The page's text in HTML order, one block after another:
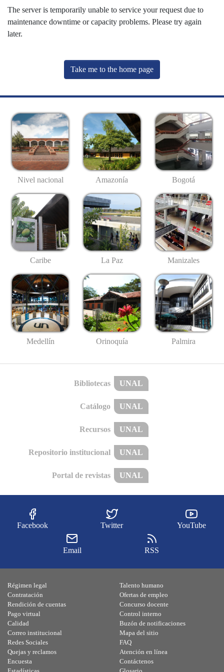
The server is temporarily unable to service your request due to
maintenance downtime or capacity problems. Please try again
later.
Take me to the home page
Nivel nacional Amazonía Bogotá
Caribe La Paz Manizales
Medellín Orinoquía Palmira
Bibliotecas UNAL
Catálogo UNAL
Recursos UNAL
Repositorio institucional UNAL
Portal de revistas UNAL
Facebook Twitter YouTube
Email RSS
Régimen legal
Contratación
Rendición de cuentas
Pago virtual
Calidad
Talento humano
Ofertas de empleo
Concurso docente
Control interno
Buzón de notificaciones
Correo institucional
Redes Sociales
Quejas y reclamos
Encuesta
Mapa del sitio
FAQ
Atención en línea
Contáctenos